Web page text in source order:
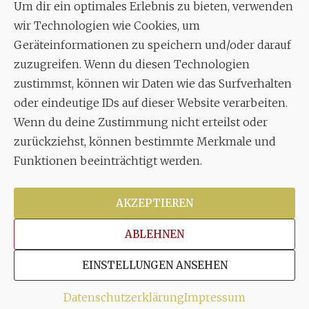
Um dir ein optimales Erlebnis zu bieten, verwenden
wir Technologien wie Cookies, um
Geräteinformationen zu speichern und/oder darauf
zuzugreifen. Wenn du diesen Technologien
zustimmst, können wir Daten wie das Surfverhalten
oder eindeutige IDs auf dieser Website verarbeiten.
Wenn du deine Zustimmung nicht erteilst oder
zurückziehst, können bestimmte Merkmale und
Funktionen beeinträchtigt werden.
AKZEPTIEREN
ABLEHNEN
EINSTELLUNGEN ANSEHEN
DatenschutzerklärungImpressum
Aixheimer Str. 18
70619 Stuttgart
MUSIK
Musikalischer Leiter:
Enrico Trummer
Tel.+49 (0)177 / 34 23 57 1
Facebook
TwitterYouTube
Copyright © 2026Stuttgarter Oratorienchor e.V.Alle
Rechte vorbehalten.
Impressum|Disclaimer|Datenschutzerklärung